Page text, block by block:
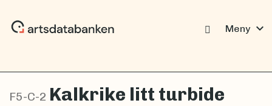
Meny expand_more
F5-C-2 Kalkrike litt turbide